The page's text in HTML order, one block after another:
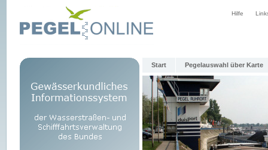
Hilfe
Start Pegelauswahl über Karte